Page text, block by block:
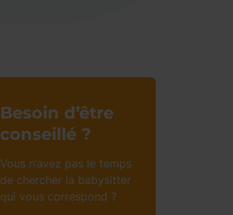
Besoin d’être
conseillé ?
Vous n’avez pas le temps
de chercher la babysitter
qui vous correspond ?